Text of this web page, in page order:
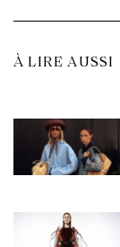
À LIRE AUSSI